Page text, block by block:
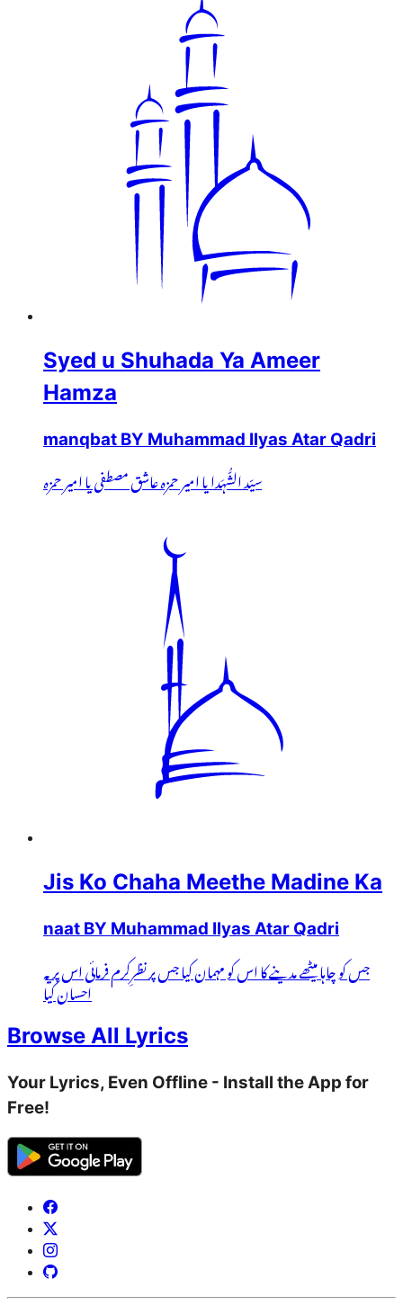
Syed u Shuhada Ya Ameer
Hamza
manqbat BY Muhammad Ilyas Atar Qadri
سیّد الشُّہَدا یا امیر حمزہ عاشق مصطفی یا امیر حمزہ
Jis Ko Chaha Meethe Madine Ka
naat BY Muhammad Ilyas Atar Qadri
جس کو چاہا میٹھے مدینے کا اس کو مہمان کیا جس پر نظرِکرم فرمائی اس پر یہ
احسان کیا
Browse All Lyrics
Your Lyrics, Even Offline - Install the App for
Free!